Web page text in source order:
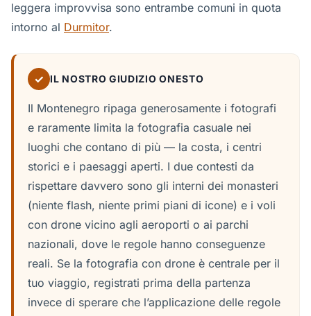
leggera improvvisa sono entrambe comuni in quota
intorno al Durmitor.
✓ IL NOSTRO GIUDIZIO ONESTO
Il Montenegro ripaga generosamente i fotografi
e raramente limita la fotografia casuale nei
luoghi che contano di più — la costa, i centri
storici e i paesaggi aperti. I due contesti da
rispettare davvero sono gli interni dei monasteri
(niente flash, niente primi piani di icone) e i voli
con drone vicino agli aeroporti o ai parchi
nazionali, dove le regole hanno conseguenze
reali. Se la fotografia con drone è centrale per il
tuo viaggio, registrati prima della partenza
invece di sperare che l’applicazione delle regole